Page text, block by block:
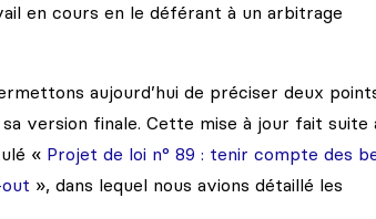
en cours en le déférant à un arbitrage
aujourd’hui de préciser deux
version finale. Cette mise à jour fait suite
« Projet de loi n° 89 : tenir compte des
», dans lequel nous avions détaillé les